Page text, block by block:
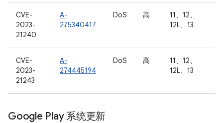
CVE-
2023-
21240
A-
275340417
DoS 高
11、12、
12L、13
CVE-
2023-
21243
A-
274445194
DoS 高
11、12、
12L、13
Google Play 系统更新